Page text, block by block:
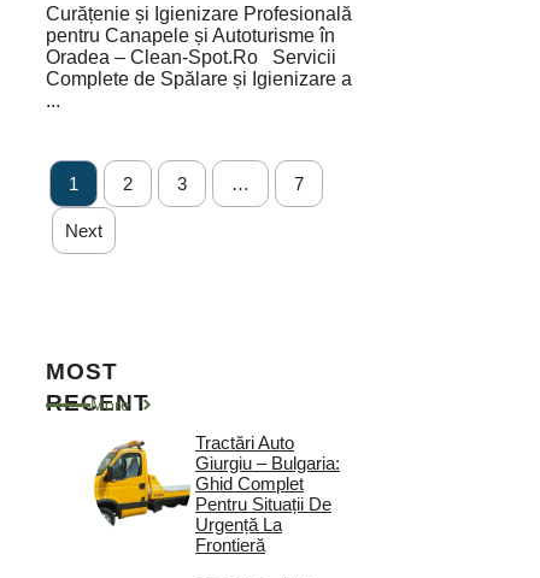
Curățenie și Igienizare Profesională
pentru Canapele și Autoturisme în
Oradea – Clean-Spot.Ro Servicii
Complete de Spălare și Igienizare a
...
1 2 3 … 7
Next
MOST
RECENT
More
Tractări Auto
Giurgiu – Bulgaria:
Ghid Complet
Pentru Situații De
Urgență La
Frontieră